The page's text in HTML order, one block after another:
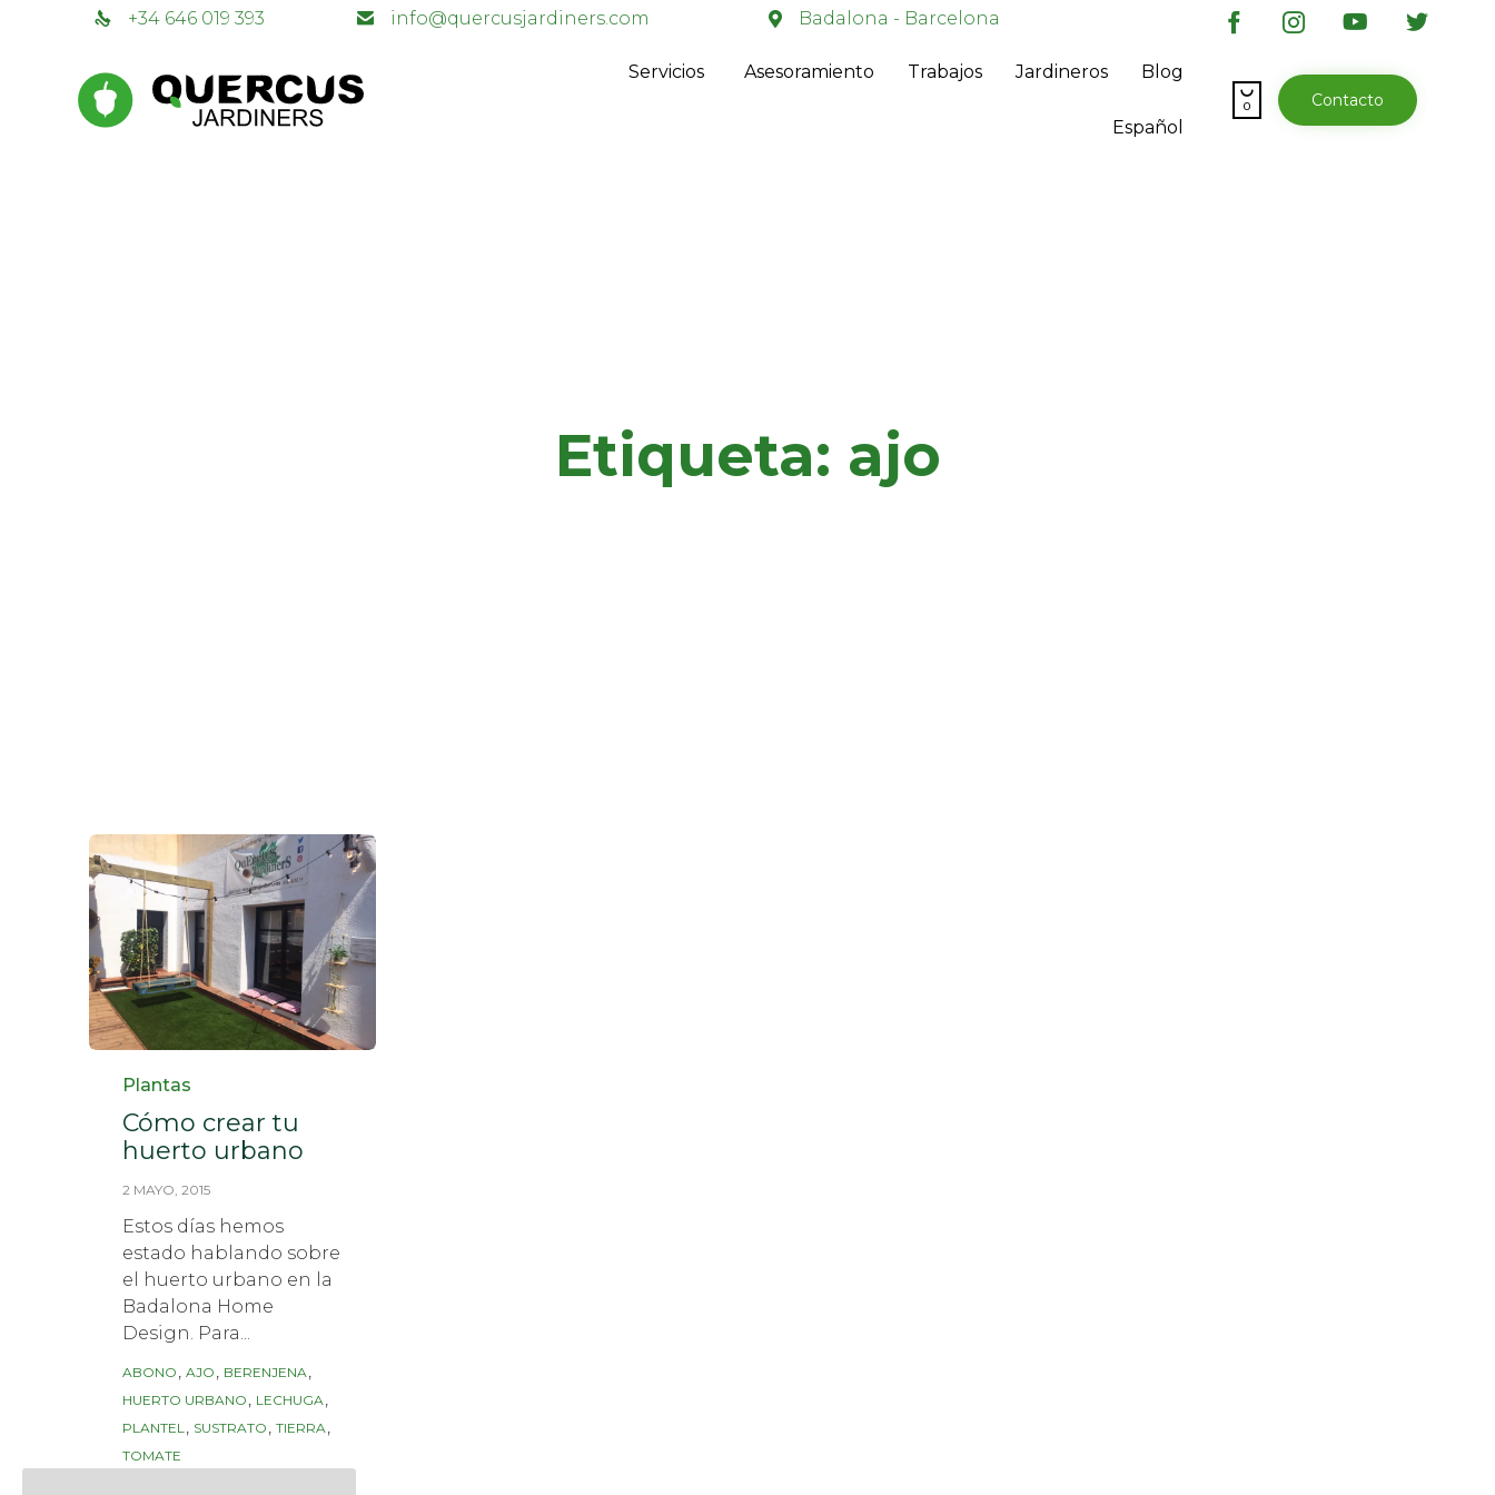
+34 646 019 393 info@quercusjardiners.com
Badalona - Barcelona
content
Servicios Asesoramiento Trabajos Jardineros Blog
Español

0 Contacto
Etiqueta: ajo
Category
Plantas
Cómo crear tu
huerto urbano
2 MAYO, 2015
Estos días hemos
estado hablando sobre
el huerto urbano en la
Badalona Home
Design. Para...
Tags
ABONO , AJO , BERENJENA,
HUERTO URBANO , LECHUGA,
PLANTEL, SUSTRATO , TIERRA,
TOMATE